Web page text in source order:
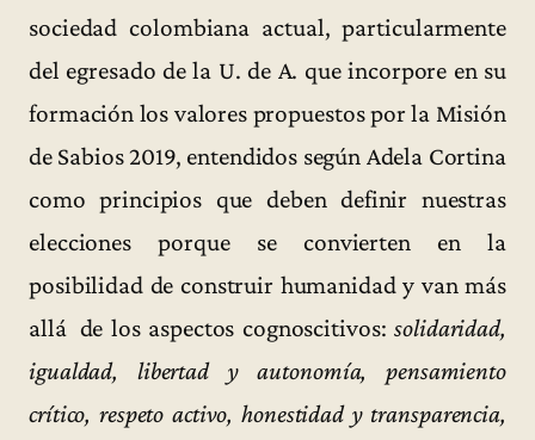
sociedad colombiana actual, particularmente
del egresado de la U. de A. que incorpore en su
formación los valores propuestos por la Misión
de Sabios 2019, entendidos según Adela Cortina
como principios que deben definir nuestras
elecciones porque se convierten en la
posibilidad de construir humanidad y van más
allá de los aspectos cognoscitivos:solidaridad,
igualdad, libertad y autonomía, pensamiento
crítico, respeto activo, honestidad y transparencia,